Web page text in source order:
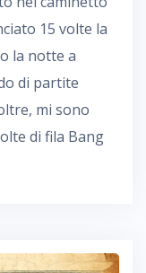
15 volte la
la notte a
di partite
mi sono
di fila Bang